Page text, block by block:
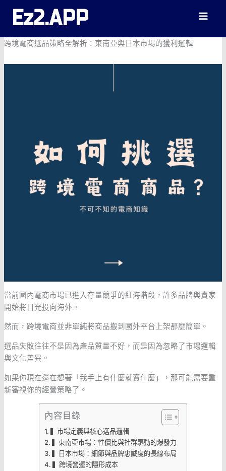
要
容
跨境電商選品策略全解析：東南亞與日本市場的獲利邏輯
當前國內電商市場已進入存量競爭的紅海階段，許多品牌與賣家
開始將目光投向海外。
然而，跨境電商並非單純將商品搬到國外平台上架那麼簡單。
選品失敗往往不是因為產品質量不好，而是因為忽略了市場邏輯
與文化差異。
如果你現在還在想著「我手上有什麼就賣什麼」，那可能需要重
新審視你的經營策略了。
內容目錄
▍市場定義與核心選品邏輯
▍東南亞市場：性價比與社群驅動的爆發力
▍日本市場：細節與品牌忠誠度的長線布局
▍跨境營運的隱形成本